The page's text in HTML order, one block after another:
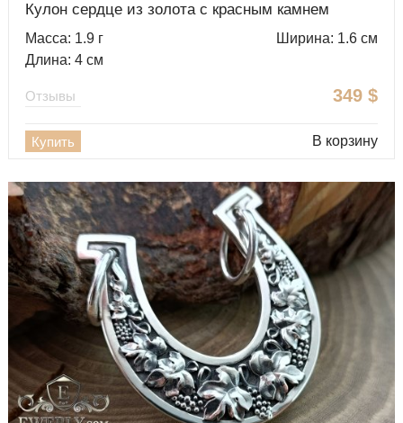
Кулон сердце из золота с красным камнем
Масса: 1.9 г
Ширина: 1.6 см
Длина: 4 см
349 $
Отзывы
Купить В корзину